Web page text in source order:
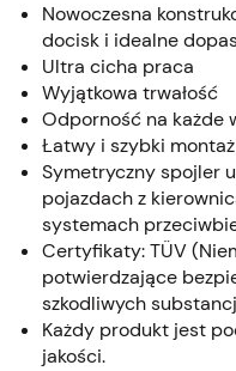
Nowoczesna
docisk i idealne
Ultra cicha praca
Wyjątkowa trwałość
Odporność na każde
Łatwy i szybki montaż
Symetryczny spojler
pojazdach z
systemach
Certyfikaty: TÜV
potwierdzające
szkodliwych
Każdy produkt jest
jakości.